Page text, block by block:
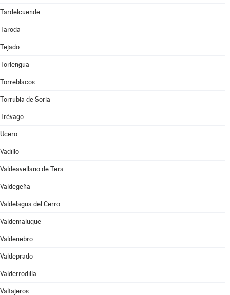
Tardelcuende
Taroda
Tejado
Torlengua
Torreblacos
Torrubia de Soria
Trévago
Ucero
Vadillo
Valdeavellano de Tera
Valdegeña
Valdelagua del Cerro
Valdemaluque
Valdenebro
Valdeprado
Valderrodilla
Valtajeros